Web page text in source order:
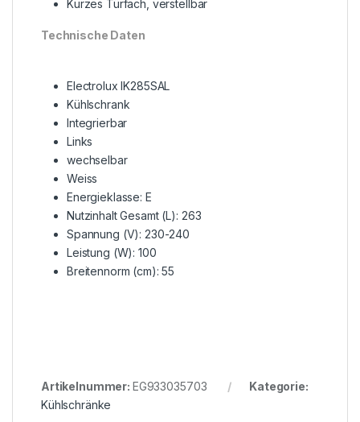
Kurzes Türfach, verstellbar
Technische Daten
Electrolux IK285SAL
Kühlschrank
Integrierbar
Links
wechselbar
Weiss
Energieklasse: E
Nutzinhalt Gesamt (L): 263
Spannung (V): 230-240
Leistung (W): 100
Breitennorm (cm): 55
Artikelnummer: EG933035703
Kategorie:
Kühlschränke